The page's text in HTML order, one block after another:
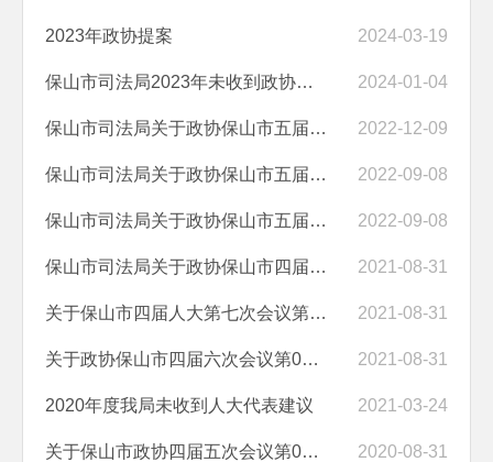
2023年政协提案 2024-03-19
保山市司法局2023年未收到政协提案 2024-01-04
保山市司法局关于政协保山市五届一次会议第0090号提案答复的函 2022-12-09
保山市司法局关于政协保山市五届一次会议第0101号提案答复的函 2022-09-08
保山市司法局关于政协保山市五届一次会议第0214号提案答复的函 2022-09-08
保山市司法局关于政协保山市四届六次会议第0150号提案答复的函 2021-08-31
关于保山市四届人大第七次会议第35号建议答复的函 2021-08-31
关于政协保山市四届六次会议第0161号提案答复的函 2021-08-31
2020年度我局未收到人大代表建议 2021-03-24
关于保山市政协四届五次会议第0074号提案的答复 2020-08-31